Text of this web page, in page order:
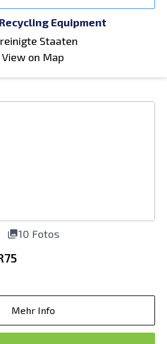
Equipment
Staaten
View on Map
10 Fotos
Mehr Info